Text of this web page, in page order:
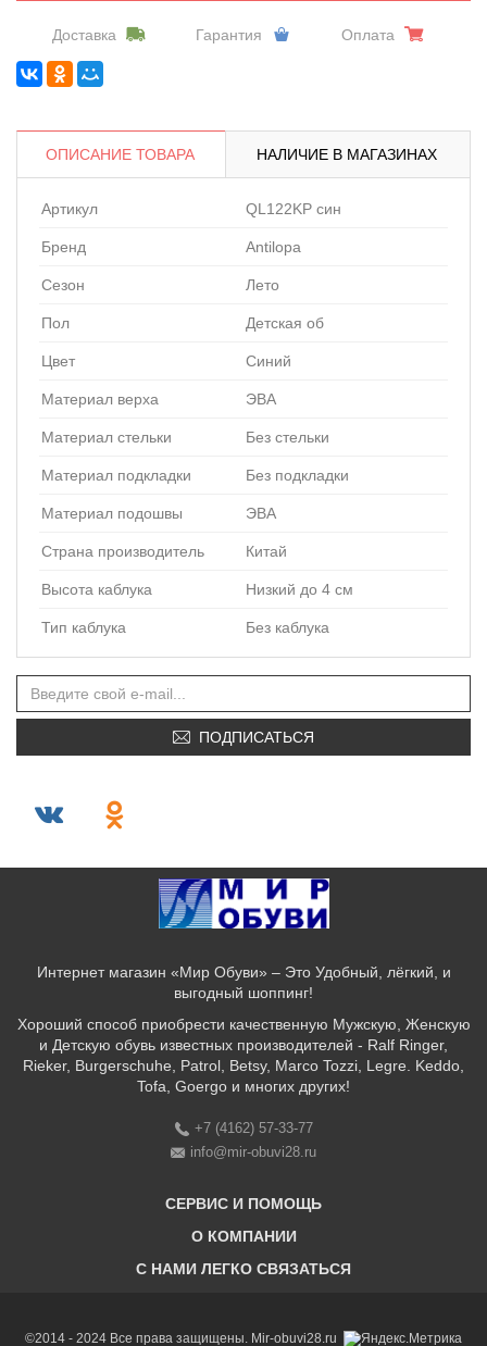
Доставка Гарантия Оплата
ОПИСАНИЕ ТОВАРА НАЛИЧИЕ В МАГАЗИНАХ
Артикул QL122KP син
Бренд Antilopa
Сезон Лето
Пол Детская об
Цвет Синий
Материал верха ЭВА
Материал стельки Без стельки
Материал подкладки Без подкладки
Материал подошвы ЭВА
Страна производитель Китай
Высота каблука Низкий до 4 см
Тип каблука Без каблука
ПОДПИСАТЬСЯ
Интернет магазин «Мир Обуви» – Это Удобный, лёгкий, и
выгодный шоппинг!
Хороший способ приобрести качественную Мужскую, Женскую
и Детскую обувь известных производителей - Ralf Ringer,
Rieker, Burgerschuhe, Patrol, Betsy, Marco Tozzi, Legre. Keddo,
Tofa, Goergo и многих других!
+7 (4162) 57-33-77
info@mir-obuvi28.ru
СЕРВИС И ПОМОЩЬ
Бонусная программа
О КОМПАНИИ
C НАМИ ЛЕГКО СВЯЗАТЬСЯ
©2014 - 2024 Все права защищены. Mir-obuvi28.ru